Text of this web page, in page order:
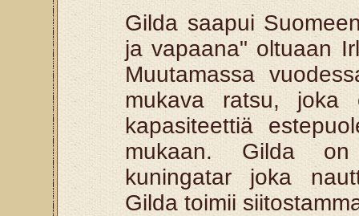
Gilda saapui
ja vapaana" oltuaan
Muutamassa
mukava ratsu, joka
kapasiteettiä
mukaan. Gilda on
kuningatar joka
Gilda toimii